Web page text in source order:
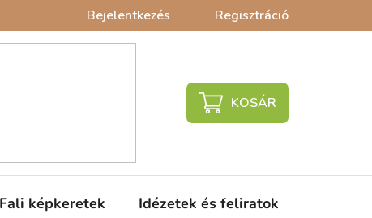
Bejelentkezés Regisztráció
KOSÁR
Fali képkeretek Idézetek és feliratok